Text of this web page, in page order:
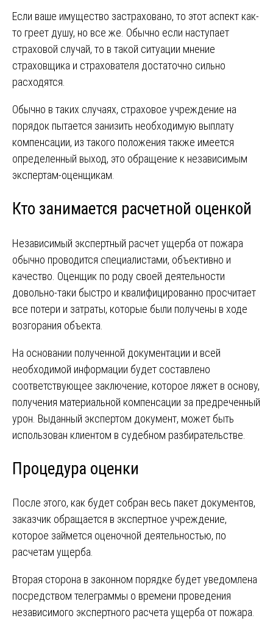
Если ваше имущество застраховано, то этот аспект как-
то греет душу, но все же. Обычно если наступает
страховой случай, то в такой ситуации мнение
страховщика и страхователя достаточно сильно
расходятся.
Обычно в таких случаях, страховое учреждение на
порядок пытается занизить необходимую выплату
компенсации, из такого положения также имеется
определенный выход, это обращение к независимым
экспертам-оценщикам.
Кто занимается расчетной оценкой
Независимый экспертный расчет ущерба от пожара
обычно проводится специалистами, объективно и
качество. Оценщик по роду своей деятельности
довольно-таки быстро и квалифицированно просчитает
все потери и затраты, которые были получены в ходе
возгорания объекта.
На основании полученной документации и всей
необходимой информации будет составлено
соответствующее заключение, которое ляжет в основу,
получения материальной компенсации за предреченный
урон. Выданный экспертом документ, может быть
использован клиентом в судебном разбирательстве.
Процедура оценки
После этого, как будет собран весь пакет документов,
заказчик обращается в экспертное учреждение,
которое займется оценочной деятельностью, по
расчетам ущерба.
Вторая сторона в законном порядке будет уведомлена
посредством телеграммы о времени проведения
независимого экспертного расчета ущерба от пожара.